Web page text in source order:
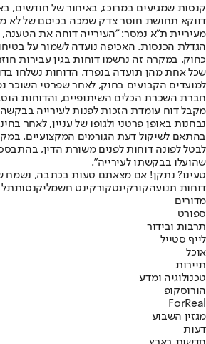
קנסות שמגיעים במרוכז, באיחור של חודשים,
דווקא תחושת חוסר צדק שמכה בכיסם של לא
מעיריית ת"א נמסר: "העירייה דוחה את
הגדלת הכנסות. האכיפה נועדה לשמור על
כחוק. במקרה זה נרשמו דוחות בגין עבירות
שכל אחת מהן תועדה בנפרד. הדוחות נשלחו
למועדים הקבועים בחוק, לאחר שפרטי השוכר
חברת השכרת הכלים השיתופיים, והדוחות
מקבל דוח עומדת הזכות לפנות לעירייה בבקשה
נבחנות באופן פרטני ולגופו של עניין, לאחר
בהתאם לשיקול דעת הגורמים המקצועיים.
לבטל לפונה דוחות לפנים משורת הדין,
שהועלו בבקשתו לעירייה".
טעינו? נתקן! אם מצאתם טעות בכתבה, נשמח
דוחות תנועהקורקינטקורקינט חשמליקנסותתל
מדורים
ספורט
תרבות ובידור
לייף סטייל
אוכל
תיירות
טכנולוגיה ומדע
הורוסקופ
ForReal
מגזין השבוע
דעות